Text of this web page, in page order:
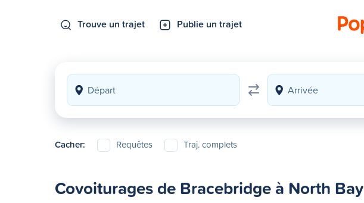
Trouve un trajet Publie un trajet
Cacher: Requêtes Traj. complets
Covoiturages de Bracebridge à North Bay